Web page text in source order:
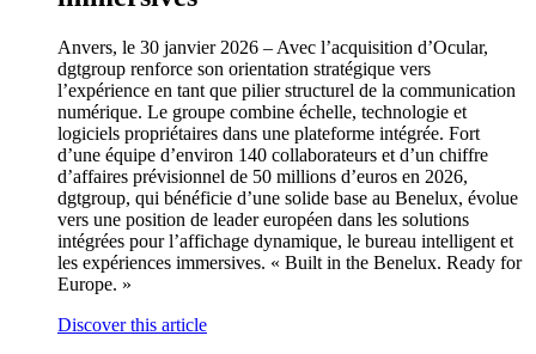
Anvers, le 30 janvier 2026 – Avec l’acquisition d’Ocular,
dgtgroup renforce son orientation stratégique vers
l’expérience en tant que pilier structurel de la communication
numérique. Le groupe combine échelle, technologie et
logiciels propriétaires dans une plateforme intégrée. Fort
d’une équipe d’environ 140 collaborateurs et d’un chiffre
d’affaires prévisionnel de 50 millions d’euros en 2026,
dgtgroup, qui bénéficie d’une solide base au Benelux, évolue
vers une position de leader européen dans les solutions
intégrées pour l’affichage dynamique, le bureau intelligent et
les expériences immersives. « Built in the Benelux. Ready for
Europe. »
Discover this article